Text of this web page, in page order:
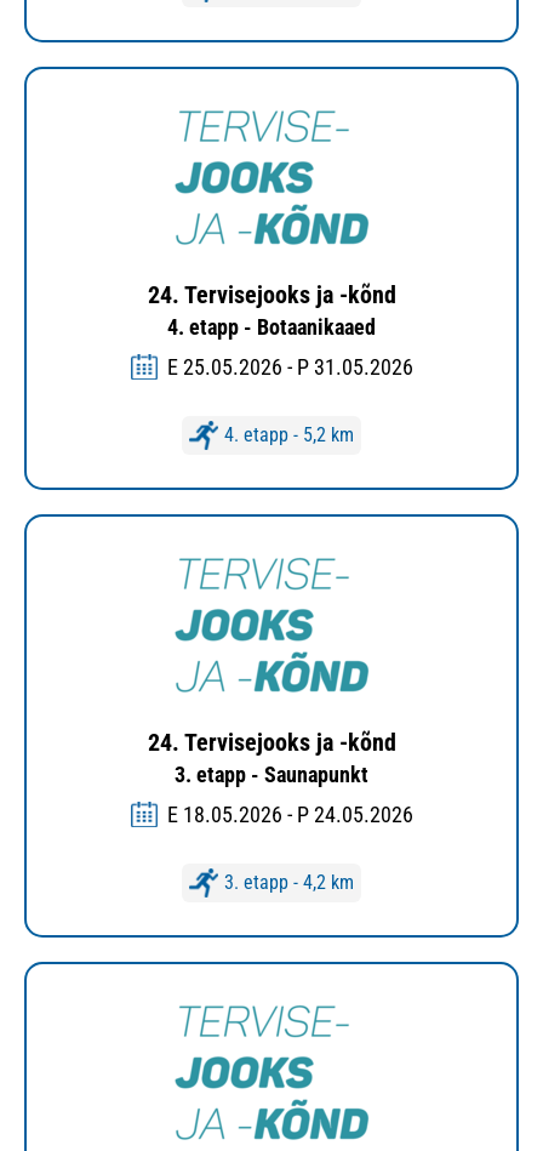
24. Tervisejooks ja -kõnd
4. etapp - Botaanikaaed
E 25.05.2026 - P 31.05.2026
4. etapp - 5,2 km
24. Tervisejooks ja -kõnd
3. etapp - Saunapunkt
E 18.05.2026 - P 24.05.2026
3. etapp - 4,2 km